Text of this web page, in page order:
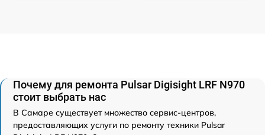
Почему для ремонта Pulsar Digisight LRF N970
стоит выбрать нас
В Самаре существует множество сервис-центров,
предоставляющих услуги по ремонту техники Pulsar